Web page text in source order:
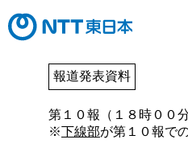
報道発表資料
第１０報（１８時００分
※下線部が第１０報で